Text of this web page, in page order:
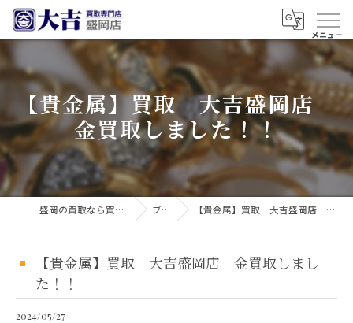
【貴金属】買取 大吉盛岡店
金買取しました！！
盛岡の買取なら買取大吉 盛岡店 ブログ 【貴金属】買取 大吉盛岡店 金買取しました！！
【貴金属】買取 大吉盛岡店 金買取しまし
た！！
2024/05/27